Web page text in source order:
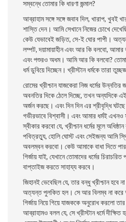
সম্বন্ধে তােমার কি ধারণা জন্মাল?
আব্রাহাম সঙ্গে সঙ্গে জবাব দিল, খারাপ, খুবই
শাস্তি দেন। আমি সেখানে নিজের চোখে দেখেছি
কেউ যেভাবেই জড়িত, সে-ই ঘাের পাপী।
লম্পট, দয়ামায়াহীন এবং আর কি বলবাে, আমার
এবং পশুরও অধম। আমি আর কি বলবাে?
ধর্ম ডুবিয়ে দিচ্ছেন। খ্রীস্টান ধর্মকে তারা
রােমের খ্রীশ্চান যাজকেরা নিজ ধর্মের
অবনতির দিকে ঠেলে দিচ্ছে, তখন অন্যদিকে
অর্জন করছে। এবং দিন দিন এর শ্রীবৃদ্ধি
গভীরভাবে বিশ্বাসী। এবং আমার ধর্মই
স্বীকার করবাে যে, খ্রীশ্চান ধর্মের মূলে
পবিত্রত্যু, হােলি ঘােস্ট এবং সেইজন্য আমি
অবলম্বন করবাে। কেউ আমাকে বাধা দিতে
গির্জায় যাই, যেখানে তােমাদের ধর্মের
বাপ্তাইজ করতে সাহায্য করবে।
জিহানই ভেবেছিল যে, তার বন্ধু খ্রীশ্চান হবে
অত্যন্ত পুলকিত হল। সে আর বিলম্ব না করে
গির্জায় নিয়ে গিয়ে যাজককে অনুরােধ করলাে
আব্রাহামও বলল যে, সে খ্রীস্টান ধর্মে দীক্ষিত